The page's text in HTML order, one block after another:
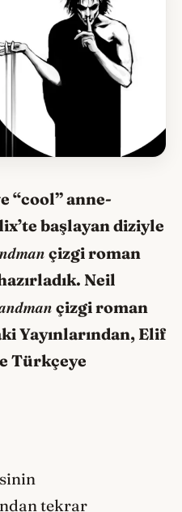
“cool” anne-
başlayan diziyle
çizgi roman
Neil
çizgi roman
Yayınlarından, Elif
Türkçeye
tekrar